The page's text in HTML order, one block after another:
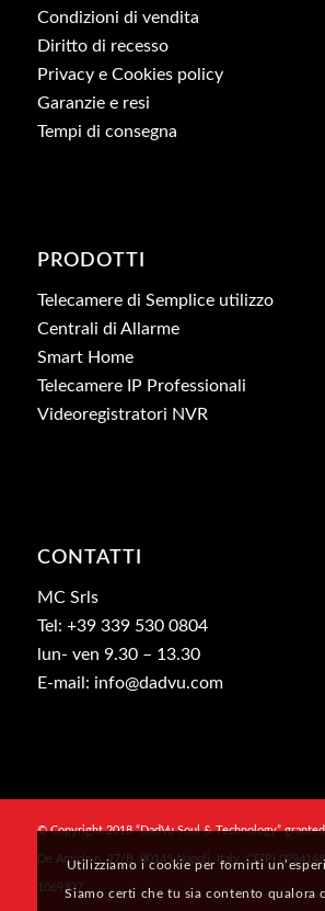
Condizioni di vendita
Diritto di recesso
Privacy e Cookies policy
Garanzie e resi
Tempi di consegna
PRODOTTI
Telecamere di Semplice utilizzo
Centrali di Allarme
Smart Home
Telecamere IP Professionali
Videoregistratori NVR
CONTATTI
MC Srls
Tel: +39 339 530 0804
lun- ven 9.30 – 13.30
E-mail: info@dadvu.com
© Copyright 2018 “DadVu Soul & Technology”
De Amicis n. 27/B, 80145 Napoli, Italy, CF/PI
1069327
Utilizziamo i cookie per fornirti
Siamo certi che tu sia contento qualora